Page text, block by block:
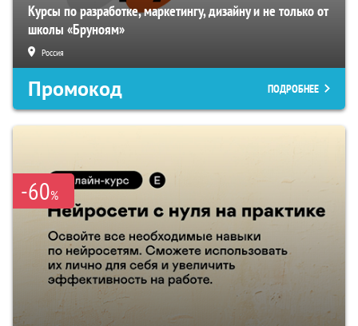
Курсы по разработке, маркетингу, дизайну и не только от
школы «Бруноям»
Россия
Промокод ПОДРОБНЕЕ
-60%